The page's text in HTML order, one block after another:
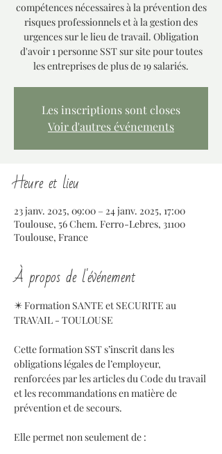
compétences nécessaires à la prévention des
risques professionnels et à la gestion des
urgences sur le lieu de travail. Obligation
d'avoir 1 personne SST sur site pour toutes
les entreprises de plus de 19 salariés.
Les inscriptions sont closes
Voir d'autres événements
Heure et lieu
23 janv. 2025, 09:00 – 24 janv. 2025, 17:00
Toulouse, 56 Chem. Ferro-Lebres, 31100
Toulouse, France
À propos de l'événement
✴️ Formation SANTE et SECURITE au
TRAVAIL - TOULOUSE
Cette formation SST s’inscrit dans les
obligations légales de l’employeur,
renforcées par les articles du Code du travail
et les recommandations en matière de
prévention et de secours.
Elle permet non seulement de :